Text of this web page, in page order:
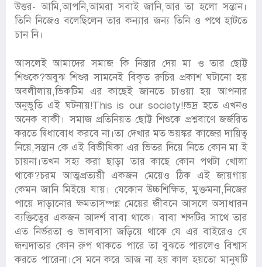
উত্তর- আমি,আপনি,আমরা সবাই জানি,আর তা হলো সন্তান।
তিনি নিজেও বলেছিলেন তার কন্যার জন্য তিনি ও পথে হাটতে
চান নি।
আসলেই আমাদের সমাজ কি নিস্তার দেয় মা ও তার ছোট্ট
শিশুকে?অবুঝ শিশুর সামনেই বিকৃত রুচির প্রকাশ ঘটানো হয়
অবলীলায়,ভিকটিম এর কাছেই জানতে চাওয়া হয় আপনার
অনুভুতি এই ঘটনায়!This is our society!!ভদ্র হতে এখনও
অনেক বাকী। সমাজ প্রতিনিয়ত ছোট্ট শিশুকে প্রশ্নবাণে জর্জরিত
করতে দ্বিধাবোধ করবে না।তা দেখার মত ভয়ঙ্কর কাজের দায়িত্ব
নিয়ে,সন্তান কে এই বিভীষিকা এর ভিতর দিয়ে নিতে কোন মা ই
চায়না।তখন সহ্য করা ছাড়া তার কাছে কোন পথটা খোলা
থাকে?চরম আত্মপ্রত্যয়ী একজন মেয়েও ঠিক এই জায়গায়
কেমন জানি মিইয়ে যায়। যেকোন উচ্চশিক্ষিত, মুক্তমনা,নিজের
পায়ে দাড়ানোর ক্ষমতাসম্পন্ন মেয়ের জীবনে আসলে অসাধারন
ব্যক্তিত্বের একজন আদর্শ বাবা থাকে। বাবা শব্দটির সাথে তার
এত নির্ভরতা ও ভালবাসা জড়িয়ে থাকে যে এর বাইরেও যে
জন্মদাতার কোন রুপ থাকতে পারে তা বুঝতে পারলেও বিশ্বাস
করতে পারেনা।সে মনে করে আজ না হয় কাল হয়তো মানুষটি